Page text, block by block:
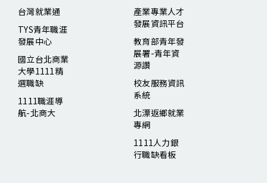
台灣就業通
TYS青年職涯
發展中心
國立台北商業
大學1111精
選職缺
1111職涯導
航-北商大
產業專業人才
發展資訊平台
教育部青年發
展署-青年資
源讚
校友服務資訊
系統
北漂返鄉就業
專網
1111人力銀
行職缺看板